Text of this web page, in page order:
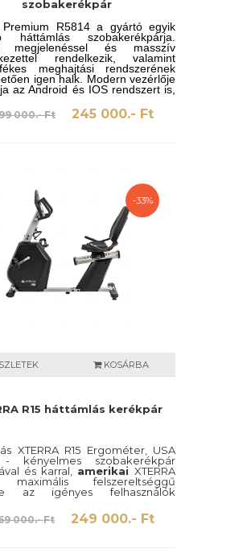
szobakerékpár
R5814 a gyártó egyik
háttámlás szobakerékpárja.
megjelenéssel és masszív
rendelkezik, valamint
meghajtási rendszerének
igen halk. Modern vezérlője
az Android és IOS rendszert is,
kapcsolattal is.
000.- Ft 245 000.- Ft
-33%
KOSÁRBA
R15 háttámlás kerékpár
XTERRA R15 Ergométer, USA
- kényelmes szobakerékpár
és karral, amerikai XTERRA
maximális felszereltséggű
az igényes felhasználók
000.- Ft 249 000.- Ft